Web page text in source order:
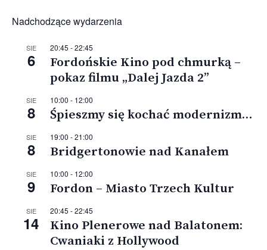
Nadchodzące wydarzenia
SIE
6
20:45 -22:45
Fordońskie Kino pod chmurką –
pokaz filmu „Dalej Jazda 2”
SIE
8
10:00 - 12:00
Śpieszmy się kochać modernizm…
SIE
8
19:00 -21:00
Bridgertonowie nad Kanałem
SIE
9
10:00 - 12:00
Fordon – Miasto Trzech Kultur
SIE
14
20:45 -22:45
Kino Plenerowe nad Balatonem:
Cwaniaki z Hollywood